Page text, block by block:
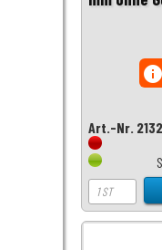
Art.-Nr.